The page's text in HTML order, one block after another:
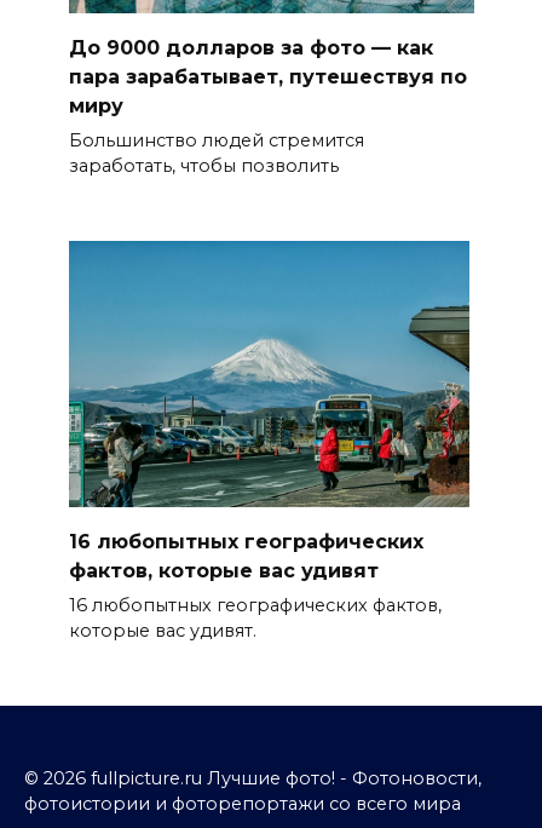
До 9000 долларов за фото — как
пара зарабатывает, путешествуя по
миру
Большинство людей стремится
заработать, чтобы позволить
16 любопытных географических
фактов, которые вас удивят
16 любопытных географических фактов,
которые вас удивят.
© 2026 fullpicture.ru Лучшие фото! - Фотоновости,
фотоистории и фоторепортажи со всего мира